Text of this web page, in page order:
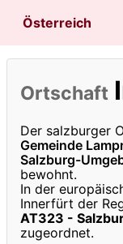
Österreich
Ortschaft
Der salzburger
Gemeinde
Salzburg-
bewohnt.
In der
Innerfürt der
AT323 -
zugeordnet.